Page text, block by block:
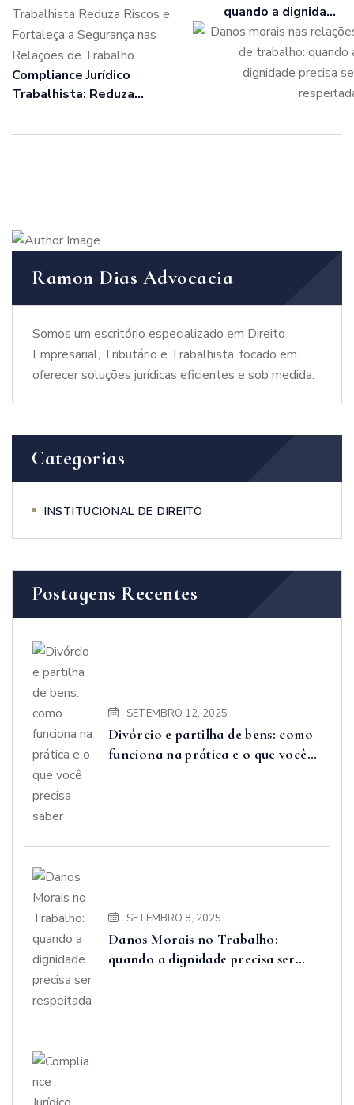
Compliance Jurídico
Trabalhista: Reduza
Segurança nas Relações
quando a dignidade
precisa ser respeitada
Ramon Dias Advocacia
Somos um escritório especializado em Direito
Empresarial, Tributário e Trabalhista, focado em
oferecer soluções jurídicas eficientes e sob medida.
Categorias
INSTITUCIONAL DE DIREITO
Postagens Recentes
SETEMBRO 12, 2025
Divórcio e partilha de bens: como
funciona na prática e o que você
SETEMBRO 8, 2025
Danos Morais no Trabalho:
quando a dignidade precisa ser